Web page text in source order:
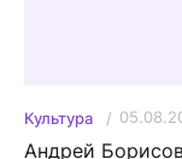
Культура
Андрей